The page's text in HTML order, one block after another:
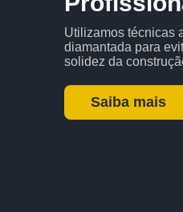
Utilizamos técnicas
diamantada para
solidez da
Saiba mais